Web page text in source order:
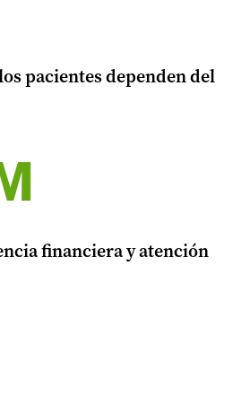
pacientes dependen del
financiera y atención